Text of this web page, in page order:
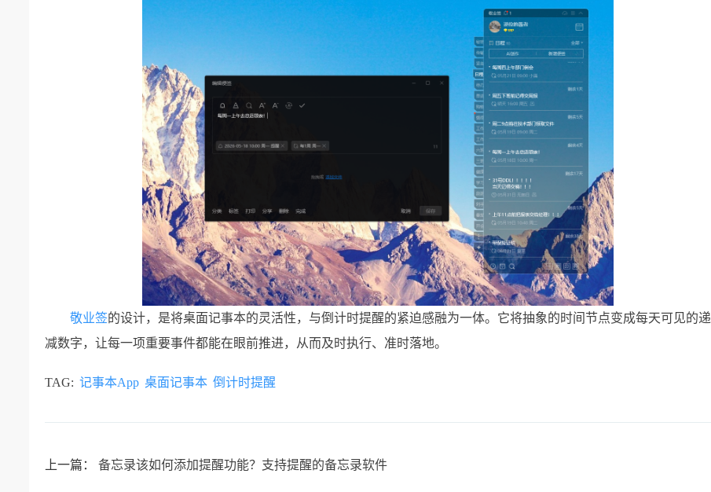
敬业签的设计，是将桌面记事本的灵活性，与倒计时提醒的紧迫感融为一体。它将抽象的时间节点变成每天可见的递
减数字，让每一项重要事件都能在眼前推进，从而及时执行、准时落地。
TAG: 记事本App 桌面记事本 倒计时提醒
上一篇： 备忘录该如何添加提醒功能？支持提醒的备忘录软件